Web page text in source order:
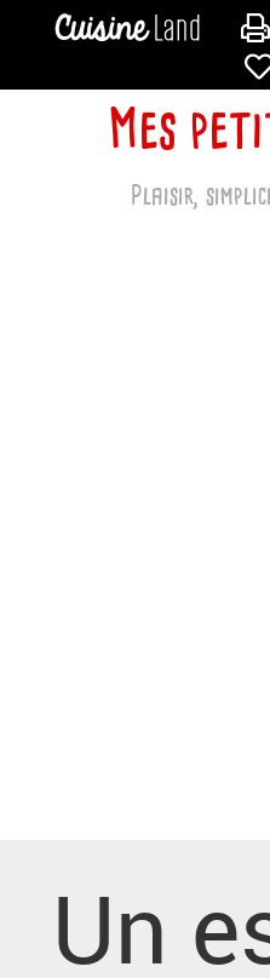
Mes
Plaisir,
Un
CONTACTER